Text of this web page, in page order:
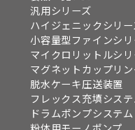
汎用シリーズ
ハイジェニックシリ
小容量型ファインシ
マイクロリットルシ
マグネットカップリ
脱水ケーキ圧送装置
フレックス充填シス
ドラムポンプシステム